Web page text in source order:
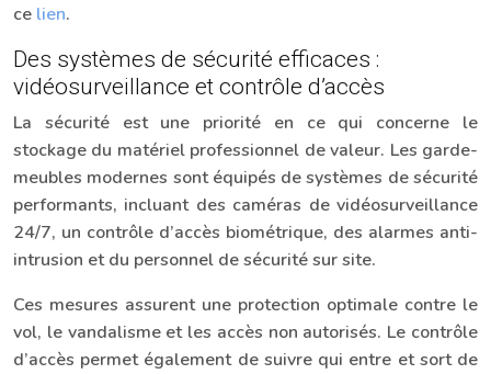
ce lien.
Des systèmes de sécurité efficaces :
vidéosurveillance et contrôle d’accès
La sécurité est une priorité en ce qui concerne le
stockage du matériel professionnel de valeur. Les garde-
meubles modernes sont équipés de systèmes de sécurité
performants, incluant des caméras de vidéosurveillance
24/7, un contrôle d’accès biométrique, des alarmes anti-
intrusion et du personnel de sécurité sur site.
Ces mesures assurent une protection optimale contre le
vol, le vandalisme et les accès non autorisés. Le contrôle
d’accès permet également de suivre qui entre et sort de